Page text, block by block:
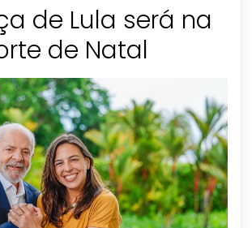
de Lula será na
de Natal